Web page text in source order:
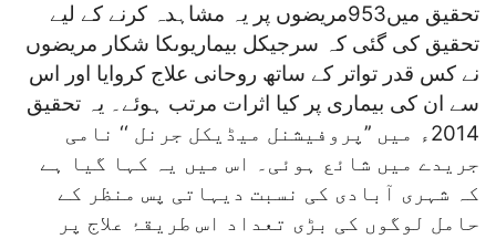
تحقیق میں953مریضوں پر یہ مشاہدہ کرنے کے لیے
تحقیق کی گئی کہ سرجیکل بیماریوںکا شکار مریضوں
نے کس قدر تواتر کے ساتھ روحانی علاج کروایا اور اس
سے ان کی بیماری پر کیا اثرات مرتب ہوئے۔ یہ تحقیق
2014ء میں ’’پروفیشنل میڈیکل جرنل ‘‘ نامی
جریدے میں شائع ہوئی۔ اس میں یہ کہا گیا ہے
کہ شہری آبادی کی نسبت دیہاتی پس منظر کے
حامل لوگوں کی بڑی تعداد اس طریقۂ علاج پر